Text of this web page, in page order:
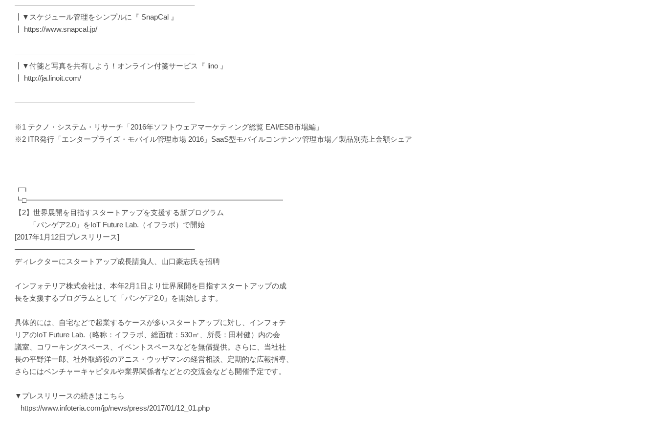
————————————————————————–
┃▼スケジュール管理をシンプルに『 SnapCal 』
┃ https://www.snapcal.jp/
————————————————————————–
┃▼付箋と写真を共有しよう！オンライン付箋サービス『 lino 』
┃ http://ja.linoit.com/
————————————————————————–
※1 テクノ・システム・リサーチ「2016年ソフトウェアマーケティング総覧 EAI/ESB市場編」
※2 ITR発行「エンタープライズ・モバイル管理市場 2016」SaaS型モバイルコンテンツ管理市場／製品別売上金額シェア
┏┓
┗□━━━━━━━━━━━━━━━━━━━━━━━━━━━━━━━━━━━
【2】世界展開を目指すスタートアップを支援する新プログラム
「パンゲア2.0」をIoT Future Lab.（イフラボ）で開始
[2017年1月12日プレスリリース]
————————————————————————–
ディレクターにスタートアップ成長請負人、山口豪志氏を招聘
インフォテリア株式会社は、本年2月1日より世界展開を目指すスタートアップの成
長を支援するプログラムとして「パンゲア2.0」を開始します。
具体的には、自宅などで起業するケースが多いスタートアップに対し、インフォテ
リアのIoT Future Lab.（略称：イフラボ、総面積：530㎡、所長：田村健）内の会
議室、コワーキングスペース、イベントスペースなどを無償提供。さらに、当社社
長の平野洋一郎、社外取締役のアニス・ウッザマンの経営相談、定期的な広報指導、
さらにはベンチャーキャピタルや業界関係者などとの交流会なども開催予定です。
▼プレスリリースの続きはこちら
https://www.infoteria.com/jp/news/press/2017/01/12_01.php